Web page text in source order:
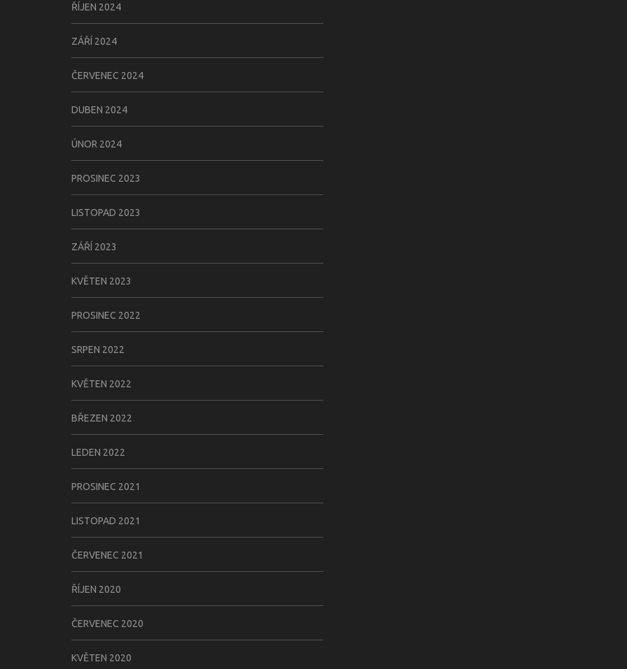
ŘÍJEN 2024
ZÁŘÍ 2024
ČERVENEC 2024
DUBEN 2024
ÚNOR 2024
PROSINEC 2023
LISTOPAD 2023
ZÁŘÍ 2023
KVĚTEN 2023
PROSINEC 2022
SRPEN 2022
KVĚTEN 2022
BŘEZEN 2022
LEDEN 2022
PROSINEC 2021
LISTOPAD 2021
ČERVENEC 2021
ŘÍJEN 2020
ČERVENEC 2020
KVĚTEN 2020